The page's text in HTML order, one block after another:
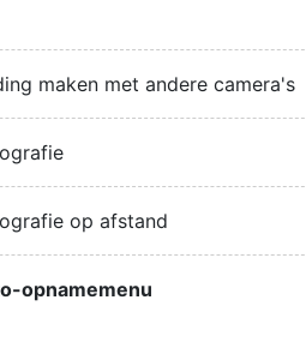
maken met andere camera's
op afstand
opnamemenu